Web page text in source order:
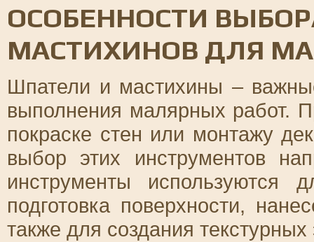
ОСОБЕННОСТИ
МАСТИХИНОВ ДЛЯ
Шпатели и мастихины –
выполнения малярных работ.
покраске стен или монтажу
выбор этих инструментов
инструменты используются
подготовка поверхности,
также для создания